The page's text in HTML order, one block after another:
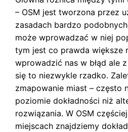
– OSM jest tworzona przez
zasadach bardzo
może wprowadzać w niej
tym jest co prawda większe
wprowadzić nas w błąd ale
się to niezwykle rzadko.
zmapowanie miast – często
poziomie dokładności niż
rozwiązania. W OSM
miejscach znajdziemy